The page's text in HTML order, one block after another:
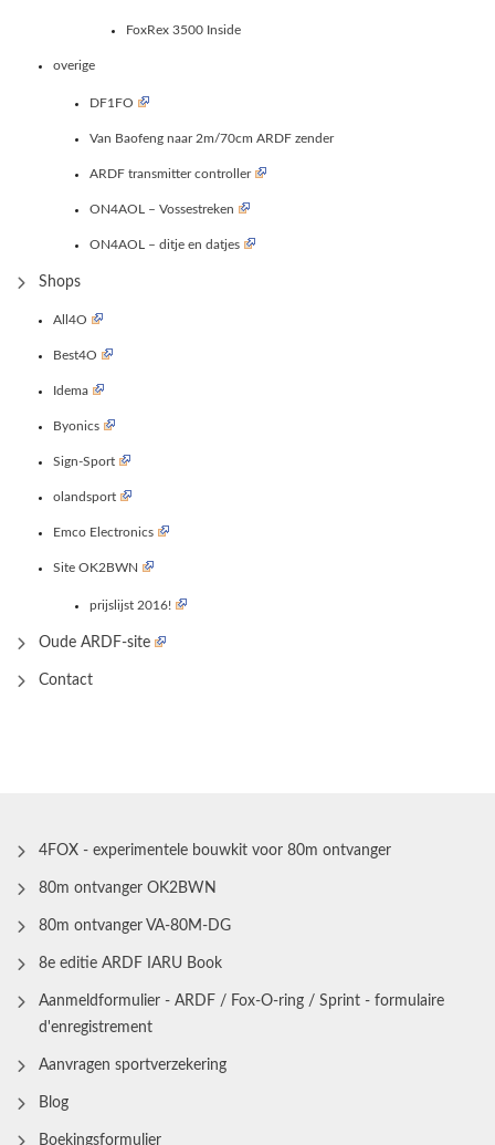
FoxRex 3500 Inside
overige
DF1FO
Van Baofeng naar 2m/70cm ARDF zender
ARDF transmitter controller
ON4AOL – Vossestreken
ON4AOL – ditje en datjes
Shops
All4O
Best4O
Idema
Byonics
Sign-Sport
olandsport
Emco Electronics
Site OK2BWN
prijslijst 2016!
Oude ARDF-site
Contact
4FOX - experimentele bouwkit voor 80m ontvanger
80m ontvanger OK2BWN
80m ontvanger VA-80M-DG
8e editie ARDF IARU Book
Aanmeldformulier - ARDF / Fox-O-ring / Sprint - formulaire
d'enregistrement
Aanvragen sportverzekering
Blog
Boekingsformulier